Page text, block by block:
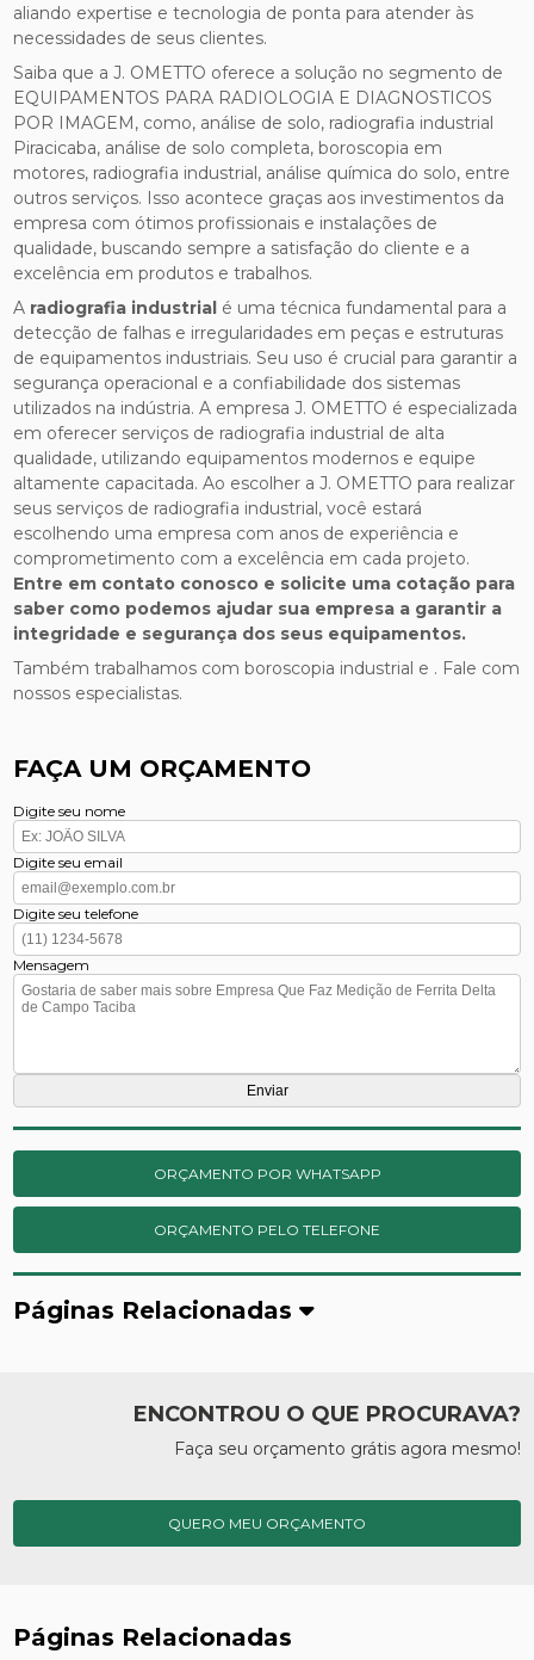
aliando expertise e tecnologia de ponta para atender às
necessidades de seus clientes.
Saiba que a J. OMETTO oferece a solução no segmento de
EQUIPAMENTOS PARA RADIOLOGIA E DIAGNOSTICOS
POR IMAGEM, como, análise de solo, radiografia industrial
Piracicaba, análise de solo completa, boroscopia em
motores, radiografia industrial, análise química do solo, entre
outros serviços. Isso acontece graças aos investimentos da
empresa com ótimos profissionais e instalações de
qualidade, buscando sempre a satisfação do cliente e a
excelência em produtos e trabalhos.
A radiografia industrial é uma técnica fundamental para a
detecção de falhas e irregularidades em peças e estruturas
de equipamentos industriais. Seu uso é crucial para garantir a
segurança operacional e a confiabilidade dos sistemas
utilizados na indústria. A empresa J. OMETTO é especializada
em oferecer serviços de radiografia industrial de alta
qualidade, utilizando equipamentos modernos e equipe
altamente capacitada. Ao escolher a J. OMETTO para realizar
seus serviços de radiografia industrial, você estará
escolhendo uma empresa com anos de experiência e
comprometimento com a excelência em cada projeto.
Entre em contato conosco e solicite uma cotação para
saber como podemos ajudar sua empresa a garantir a
integridade e segurança dos seus equipamentos.
Também trabalhamos com boroscopia industrial e . Fale com
nossos especialistas.
FAÇA UM ORÇAMENTO
Digite seu nome
Digite seu email
Digite seu telefone
Mensagem
ORÇAMENTO POR WHATSAPP
ORÇAMENTO PELO TELEFONE
Páginas Relacionadas
ENCONTROU O QUE PROCURAVA?
Faça seu orçamento grátis agora mesmo!
QUERO MEU ORÇAMENTO
Páginas Relacionadas